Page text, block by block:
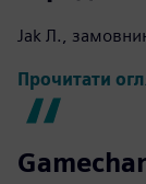
Jak Л.,
Прочитати